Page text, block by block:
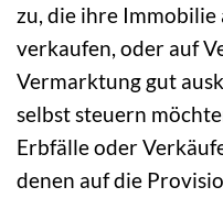
zu, die ihre
verkaufen, oder auf
Vermarktung gut
selbst steuern
Erbfälle oder
denen auf die